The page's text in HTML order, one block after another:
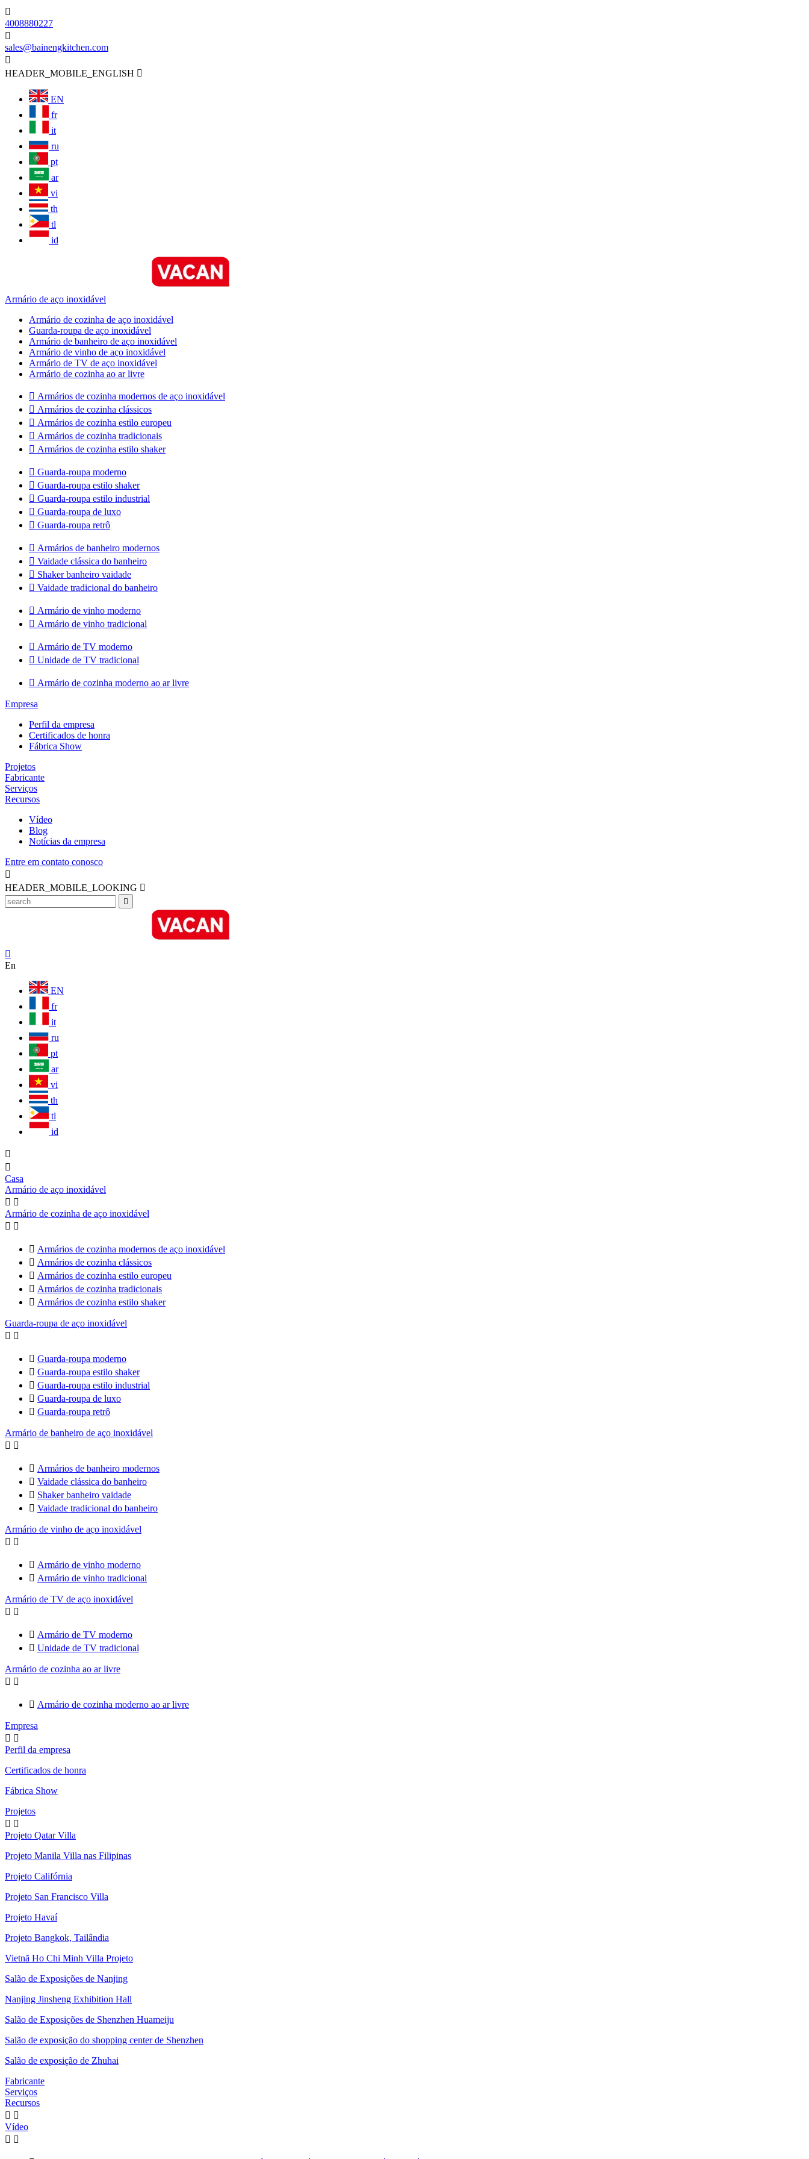

4008880227

sales@bainengkitchen.com

HEADER_MOBILE_ENGLISH 
EN
fr
it
ru
pt
ar
vi
th
tl
id
Armário de aço inoxidável
Armário de cozinha de aço inoxidável
Guarda-roupa de aço inoxidável
Armário de banheiro de aço inoxidável
Armário de vinho de aço inoxidável
Armário de TV de aço inoxidável
Armário de cozinha ao ar livre
 Armários de cozinha modernos de aço inoxidável
 Armários de cozinha clássicos
 Armários de cozinha estilo europeu
 Armários de cozinha tradicionais
 Armários de cozinha estilo shaker
 Guarda-roupa moderno
 Guarda-roupa estilo shaker
 Guarda-roupa estilo industrial
 Guarda-roupa de luxo
 Guarda-roupa retrô
 Armários de banheiro modernos
 Vaidade clássica do banheiro
 Shaker banheiro vaidade
 Vaidade tradicional do banheiro
 Armário de vinho moderno
 Armário de vinho tradicional
 Armário de TV moderno
 Unidade de TV tradicional
 Armário de cozinha moderno ao ar livre
Empresa
Perfil da empresa
Certificados de honra
Fábrica Show
Projetos
Fabricante
Serviços
Recursos
Vídeo
Blog
Notícias da empresa
Entre em contato conosco

HEADER_MOBILE_LOOKING 


En
EN
fr
it
ru
pt
ar
vi
th
tl
id


Casa
Armário de aço inoxidável
 
Armário de cozinha de aço inoxidável
 
 Armários de cozinha modernos de aço inoxidável
 Armários de cozinha clássicos
 Armários de cozinha estilo europeu
 Armários de cozinha tradicionais
 Armários de cozinha estilo shaker
Guarda-roupa de aço inoxidável
 
 Guarda-roupa moderno
 Guarda-roupa estilo shaker
 Guarda-roupa estilo industrial
 Guarda-roupa de luxo
 Guarda-roupa retrô
Armário de banheiro de aço inoxidável
 
 Armários de banheiro modernos
 Vaidade clássica do banheiro
 Shaker banheiro vaidade
 Vaidade tradicional do banheiro
Armário de vinho de aço inoxidável
 
 Armário de vinho moderno
 Armário de vinho tradicional
Armário de TV de aço inoxidável
 
 Armário de TV moderno
 Unidade de TV tradicional
Armário de cozinha ao ar livre
 
 Armário de cozinha moderno ao ar livre
Empresa
 
Perfil da empresa
Certificados de honra
Fábrica Show
Projetos
 
Projeto Qatar Villa
Projeto Manila Villa nas Filipinas
Projeto Califórnia
Projeto San Francisco Villa
Projeto Havaí
Projeto Bangkok, Tailândia
Vietnã Ho Chi Minh Villa Projeto
Salão de Exposições de Nanjing
Nanjing Jinsheng Exhibition Hall
Salão de Exposições de Shenzhen Huameiju
Salão de exposição do shopping center de Shenzhen
Salão de exposição de Zhuhai
Fabricante
Serviços
Recursos
 
Vídeo
 